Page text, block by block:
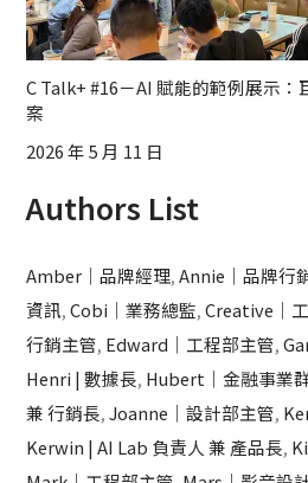
C Talk+ #16－AI 賦能的範例展示
案
2026 年 5 月 11 日
Authors List
Amber｜品牌經理,Annie｜品牌行
資訊,Cobi｜業務總監,Creative｜
行銷主管, Edward｜工程部主管,
Henri | 數據長, Hubert｜金融事業
兼 行銷長,Joanne｜設計部主管,
Kerwin | AI Lab 負責人 兼 產品長,